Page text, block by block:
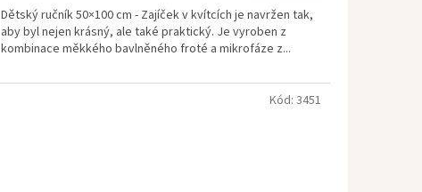
Dětský ručník 50×100 cm - Zajíček v kvítcích je navržen tak,
aby byl nejen krásný, ale také praktický. Je vyroben z
kombinace měkkého bavlněného froté a mikrofáze z...
Kód: 3451